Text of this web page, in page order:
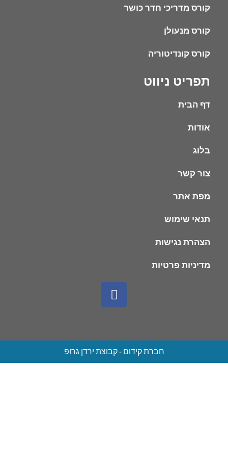
תפריט ניווט
דף הבית
אודות
בלוג
צור קשר
מפת אתר
תנאי שימוש
הצהרת נגישות
מדיניות פרטיות
קורס מדריכי חדר כושר
קורס מנעולן
קורס קונדיטוריה
חברת קידום - קבוצת ירדן גרופ